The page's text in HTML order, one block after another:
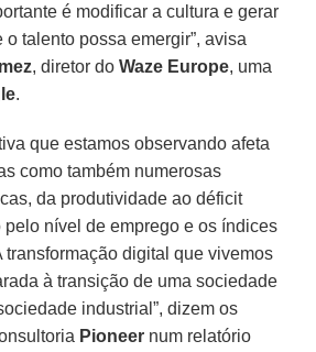
é modificar a cultura e gerar
o talento possa emergir”, avisa
, diretor doWaze Europe, uma
.
que estamos observando afeta
como também numerosas
da produtividade ao déficit
nível de emprego e os índices
transformação digital que vivemos
à transição de uma sociedade
industrial”, dizem os
Pioneer num relatório